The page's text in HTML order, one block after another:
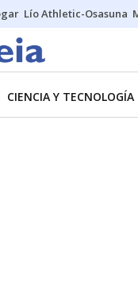
Lío Athletic-Osasuna
CIENCIA Y TECNOLOGÍA